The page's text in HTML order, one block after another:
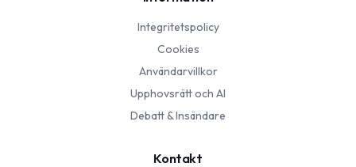
Integritetspolicy
Cookies
Användarvillkor
Upphovsrätt och AI
Debatt & Insändare
Kontakt